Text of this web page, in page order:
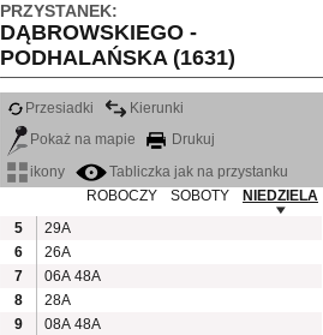
PRZYSTANEK:
DĄBROWSKIEGO -
PODHALAŃSKA (1631)
Przesiadki
Kierunki
Pokaż na mapie
Drukuj
ikony
Tabliczka jak na przystanku
ROBOCZY
SOBOTY
NIEDZIELA
5
29A
6
26A
7
06A 48A
8
28A
9
08A 48A